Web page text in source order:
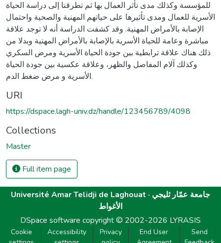
للمؤسسة وكذلك مدى تأثر العمال بها ثم تطرقنا إلى دراسة الحياة
الأسرية للعمال ومدى تأثيرها على حياتهم المهنية والصحية واحتمال
الإصابة بالأمراض المهنية. وقد كشفت الدراسة أنه لا توجد علاقة
مباشرة وعامة للحياة الأسرية بالإصابة بالأمراض المهنية وبدلا من
ذلك هناك علاقة ترابطية بين جودة الحياة الأسرية ومرض السكري
وكذلك آلام المفاصل والظهر، وعلاقة عكسية بين جودة الحياة
الأسرية و مرض ضغط الدم.
URI
https://dspace.lagh-univ.dz/handle/123456789/4098
Collections
Master
Full item page
Université Amar Telidji de Laghouat · جامعة عمّار ثليجي
الأغواط
DSpace software copyright © 2002-2026 LYRASIS
Cookie
Accessibility
Privacy
End User
Send